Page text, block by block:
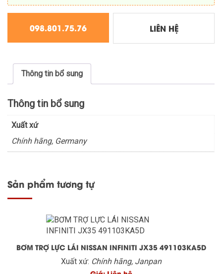
098.801.75.76 LIÊN HỆ
Thông tin bổ sung
Thông tin bổ sung
Xuất xứ
Chính hãng, Germany
Sản phẩm tương tự
BƠM TRỢ LỰC LÁI NISSAN INFINITI JX35 491103KA5D
Xuất xứ: Chính hãng, Janpan